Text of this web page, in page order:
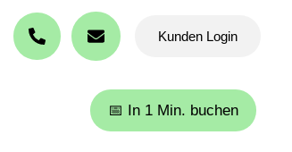
Kunden Login
📅 In 1 Min. buchen